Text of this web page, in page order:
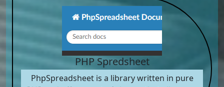
PHP Spredsheet
PhpSpreadsheet is a library written in pure